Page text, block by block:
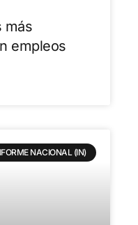
más
empleos
NACIONAL (IN)